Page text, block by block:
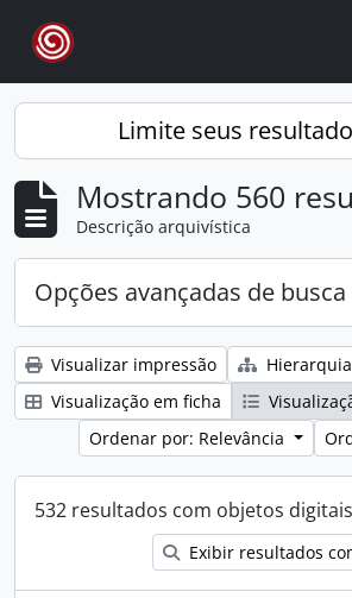
Skip to main content
Limite seus
Mostrando 560
Descrição arquivística
Opções avançadas de busca
Visualizar impressão
Hierarquia
Visualização em ficha
Ordenar por: Relevância
532 resultados com objetos digitais
Exibir resultados